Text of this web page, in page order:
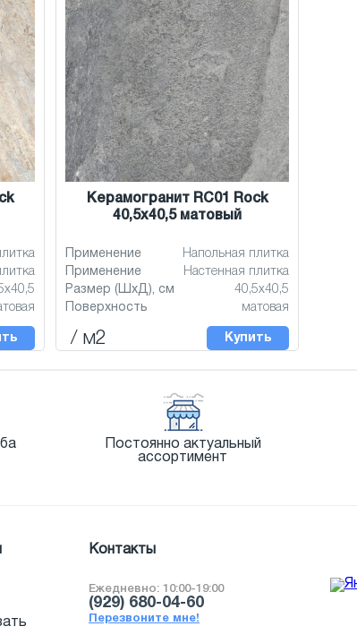
Керамогранит RC01 Rock
40,5x40,5 матовый
Применение
Напольная плитка
Применение
Настенная плитка
Размер (ШхД), см
40,5x40,5
Поверхность
матовая
/ м2 Купить
Постоянно актуальный
ассортимент
Контакты
Ежедневно: 10:00-19:00
(929) 680-04-60
Перезвоните мне!